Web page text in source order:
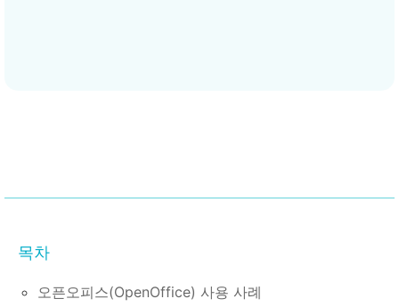
오픈오피스(OpenOffice) 사용 사례